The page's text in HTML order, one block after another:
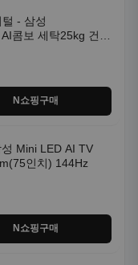
- 삼성
콤보 세탁25kg 건조
N쇼핑구매
Mini LED AI TV
인치) 144Hz
N쇼핑구매